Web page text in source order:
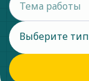
Выберите